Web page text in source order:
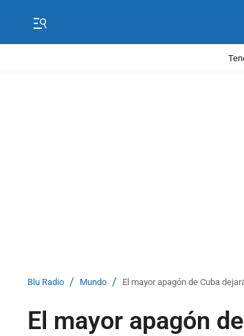
Blu Radio / Mundo / El mayor apagón de Cuba
El mayor apagón